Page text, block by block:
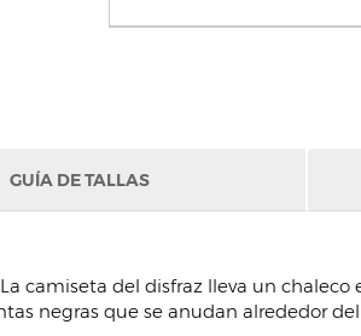
GUÍA DE TALLAS
camiseta del disfraz lleva un chaleco
negras que se anudan alrededor